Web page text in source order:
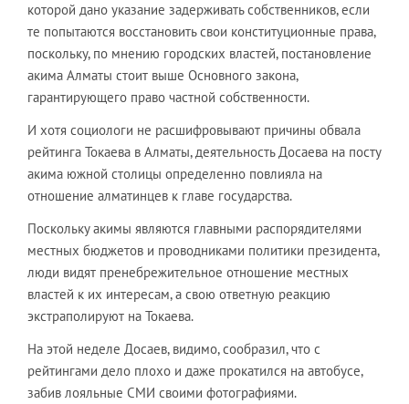
которой дано указание задерживать собственников, если
те попытаются восстановить свои конституционные права,
поскольку, по мнению городских властей, постановление
акима Алматы стоит выше Основного закона,
гарантирующего право частной собственности.
И хотя социологи не расшифровывают причины обвала
рейтинга Токаева в Алматы, деятельность Досаева на посту
акима южной столицы определенно повлияла на
отношение алматинцев к главе государства.
Поскольку акимы являются главными распорядителями
местных бюджетов и проводниками политики президента,
люди видят пренебрежительное отношение местных
властей к их интересам, а свою ответную реакцию
экстраполируют на Токаева.
На этой неделе Досаев, видимо, сообразил, что с
рейтингами дело плохо и даже прокатился на автобусе,
забив лояльные СМИ своими фотографиями.